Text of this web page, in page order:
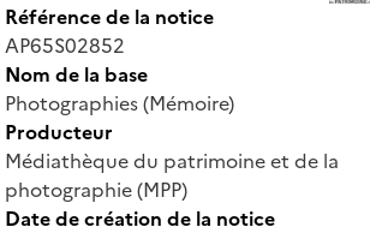
Référence de la notice
AP65S02852
Nom de la base
Photographies (Mémoire)
Producteur
Médiathèque du patrimoine et de la
photographie (MPP)
Date de création de la notice